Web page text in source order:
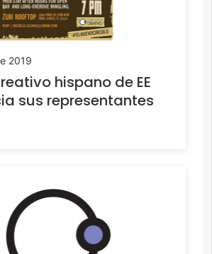
2019
hispano de EE
sus representantes